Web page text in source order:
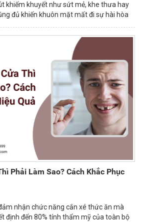
khiếm khuyết như sứt mẻ, khe thưa hay
đủ khiến khuôn mặt mất đi sự hài hòa
Phải Làm Sao? Cách Khắc Phục
nhận chức năng cắn xé thức ăn mà
định đến 80% tính thẩm mỹ của toàn bộ